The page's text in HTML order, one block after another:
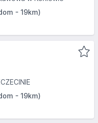
- 19km)
- 19km)